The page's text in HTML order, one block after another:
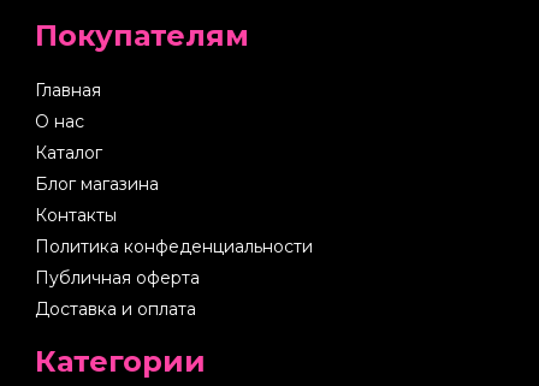
Покупателям
Главная
О нас
Каталог
Блог магазина
Контакты
Политика конфеденциальности
Публичная оферта
Доставка и оплата
Категории